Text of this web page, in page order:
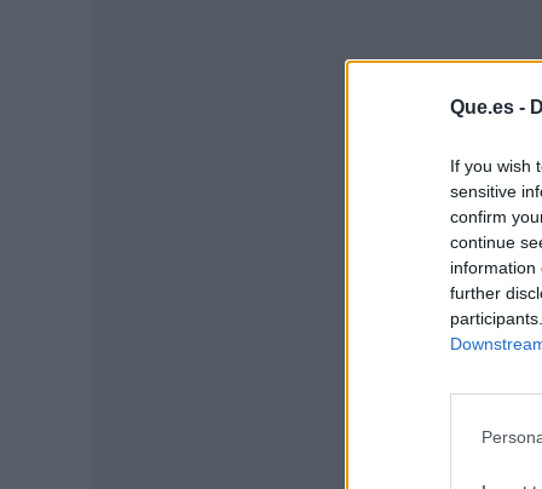
Que.es -
If you wish
sensitive
confirm
continue
information
further